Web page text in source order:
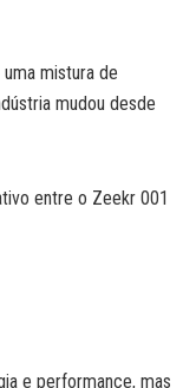
mistura de
mudou desde
entre o Zeekr 001
e performance, mas